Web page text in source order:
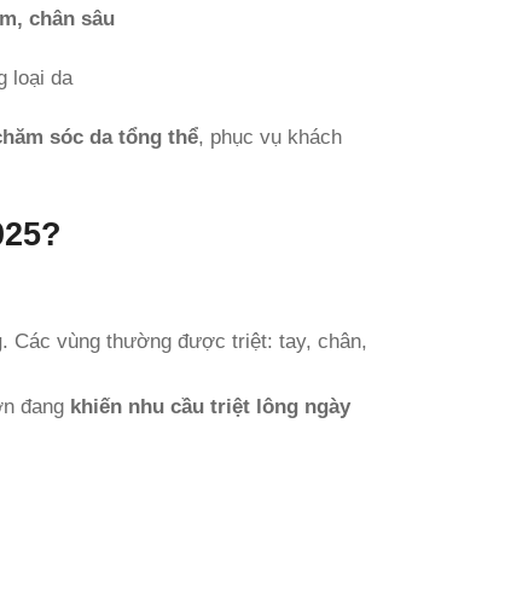
chân sâu
loại da
sóc da tổng thể, phục vụ khách
. Các vùng thường được triệt: tay, chân,
đang khiến nhu cầu triệt lông ngày